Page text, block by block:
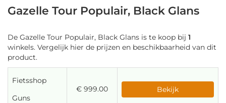
Gazelle Tour Populair, Black Glans
De Gazelle Tour Populair, Black Glans is te koop bij 1
winkels. Vergelijk hier de prijzen en beschikbaarheid van dit
product.
Fietsshop
Guns
€ 999.00 Bekijk